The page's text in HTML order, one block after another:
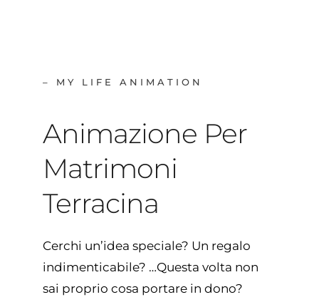
BLOG
– MY LIFE ANIMATION
Animazione Per
Matrimoni
Terracina
Cerchi un’idea speciale? Un regalo
indimenticabile? …Questa volta non
sai proprio cosa portare in dono?